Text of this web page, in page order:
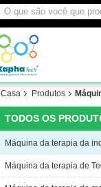
Casa Produtos
TODOS OS
Máquina da terapia da
Máquina da terapia de